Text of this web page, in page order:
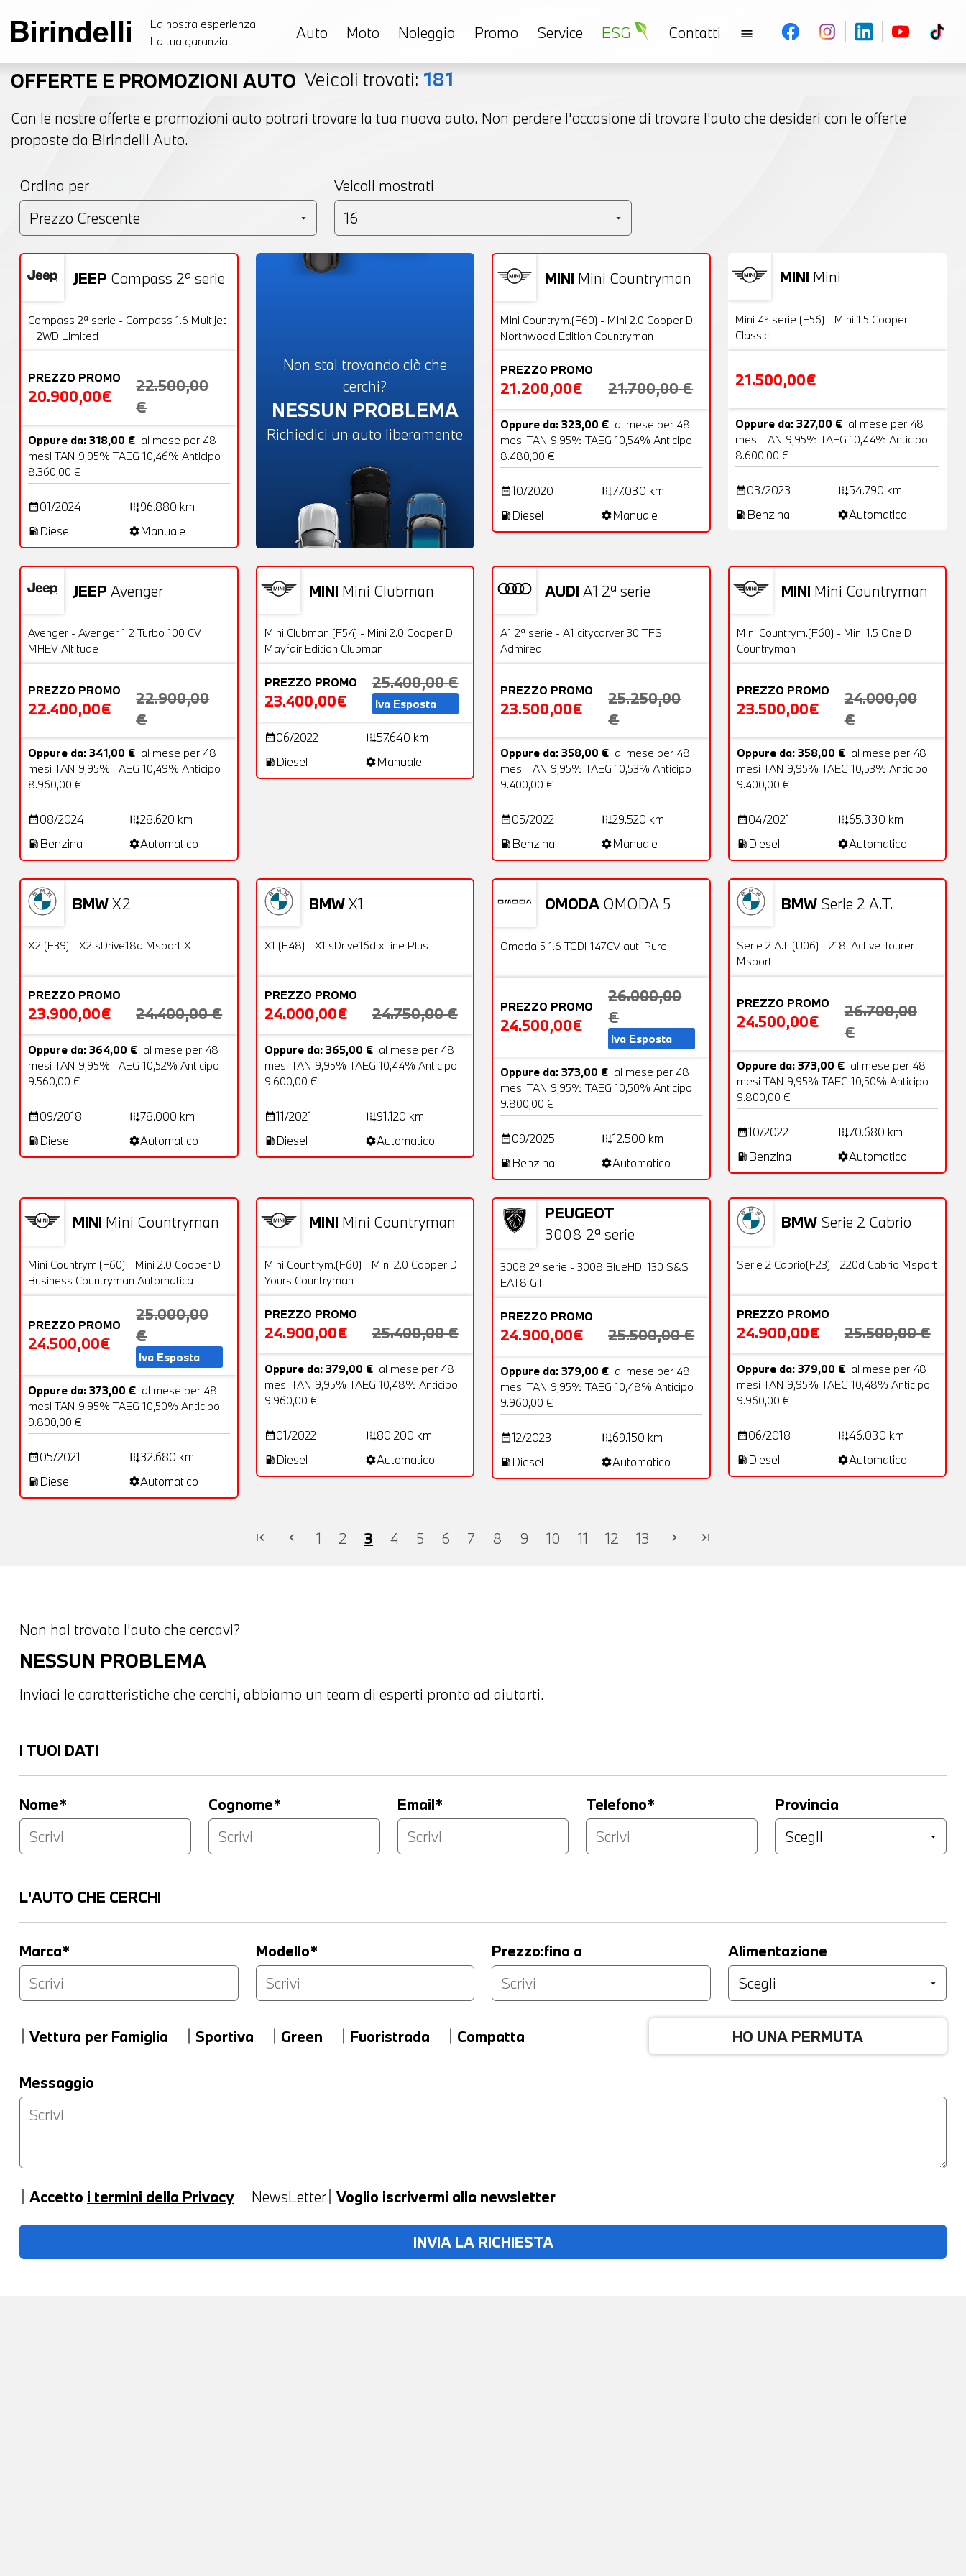
La nostra esperienza.
La tua garanzia.
Auto Moto Noleggio Promo Service ESG Contatti menu
OFFERTE E PROMOZIONI AUTO Veicoli trovati: 181
Con le nostre offerte e promozioni auto potrari trovare la tua nuova auto. Non perdere l'occasione di trovare l'auto che desideri con le offerte
proposte da Birindelli Auto.
Ordina per Veicoli mostrati
JEEP Compass 2ª serie
OFFERTA
Usato 24 Foto
Compass 2ª serie - Compass 1.6 Multijet
II 2WD Limited
PREZZO PROMO
20.900,00€
22.500,00
€
Oppure da: 318,00 € al mese per 48
mesi TAN 9,95% TAEG 10,46% Anticipo
8.360,00 €
date_range01/2024 add_road96.880 km
local_gas_station Diesel settingsManuale
Non stai trovando ciò che
cerchi?
NESSUN PROBLEMA
Richiedici un auto liberamente
MINI Mini Countryman
OFFERTA
Usato 22 Foto
Mini Countrym.(F60) - Mini 2.0 Cooper D
Northwood Edition Countryman
PREZZO PROMO
21.200,00€ 21.700,00 €
Oppure da: 323,00 € al mese per 48
mesi TAN 9,95% TAEG 10,54% Anticipo
8.480,00 €
date_range10/2020 add_road77.030 km
local_gas_station Diesel settingsManuale
MINI Mini
VENDUTA
Usato
Mini 4ª serie (F56) - Mini 1.5 Cooper
Classic
21.500,00€
Oppure da: 327,00 € al mese per 48
mesi TAN 9,95% TAEG 10,44% Anticipo
8.600,00 €
date_range03/2023 add_road54.790 km
local_gas_station Benzina settingsAutomatico
JEEP Avenger
OFFERTA
Usato
Avenger - Avenger 1.2 Turbo 100 CV
MHEV Altitude
PREZZO PROMO
22.400,00€
22.900,00
€
Oppure da: 341,00 € al mese per 48
mesi TAN 9,95% TAEG 10,49% Anticipo
8.960,00 €
date_range08/2024 add_road28.620 km
local_gas_station Benzina settingsAutomatico
MINI Mini Clubman
OFFERTA
Usato 22 Foto
Mini Clubman (F54) - Mini 2.0 Cooper D
Mayfair Edition Clubman
PREZZO PROMO
23.400,00€
25.400,00 €
Iva Esposta
date_range06/2022 add_road57.640 km
local_gas_station Diesel settingsManuale
AUDI A1 2ª serie
OFFERTA
Usato
A1 2ª serie - A1 citycarver 30 TFSI
Admired
PREZZO PROMO
23.500,00€
25.250,00
€
Oppure da: 358,00 € al mese per 48
mesi TAN 9,95% TAEG 10,53% Anticipo
9.400,00 €
date_range05/2022 add_road29.520 km
local_gas_station Benzina settingsManuale
MINI Mini Countryman
OFFERTA
Usato 21 Foto
Mini Countrym.(F60) - Mini 1.5 One D
Countryman
PREZZO PROMO
23.500,00€
24.000,00
€
Oppure da: 358,00 € al mese per 48
mesi TAN 9,95% TAEG 10,53% Anticipo
9.400,00 €
date_range04/2021 add_road65.330 km
local_gas_station Diesel settingsAutomatico
BMWX2
OFFERTA
Usato
X2 (F39) - X2 sDrive18d Msport-X
PREZZO PROMO
23.900,00€ 24.400,00 €
Oppure da: 364,00 € al mese per 48
mesi TAN 9,95% TAEG 10,52% Anticipo
9.560,00 €
date_range09/2018 add_road78.000 km
local_gas_station Diesel settingsAutomatico
BMWX1
OFFERTA
Usato
X1 (F48) - X1 sDrive16d xLine Plus
PREZZO PROMO
24.000,00€ 24.750,00 €
Oppure da: 365,00 € al mese per 48
mesi TAN 9,95% TAEG 10,44% Anticipo
9.600,00 €
date_range11/2021 add_road91.120 km
local_gas_station Diesel settingsAutomatico
OMODA OMODA 5
OFFERTA
Aziendale 21 Foto
Omoda 5 1.6 TGDI 147CV aut. Pure
PREZZO PROMO
24.500,00€
26.000,00
€
Iva Esposta
Oppure da: 373,00 € al mese per 48
mesi TAN 9,95% TAEG 10,50% Anticipo
9.800,00 €
date_range09/2025 add_road12.500 km
local_gas_station Benzina settingsAutomatico
BMW Serie 2 A.T.
OFFERTA
Usato
Serie 2 A.T. (U06) - 218i Active Tourer
Msport
PREZZO PROMO
24.500,00€
26.700,00
€
Oppure da: 373,00 € al mese per 48
mesi TAN 9,95% TAEG 10,50% Anticipo
9.800,00 €
date_range10/2022 add_road70.680 km
local_gas_station Benzina settingsAutomatico
MINI Mini Countryman
OFFERTA
Usato 25 Foto
Mini Countrym.(F60) - Mini 2.0 Cooper D
Business Countryman Automatica
PREZZO PROMO
24.500,00€
25.000,00
€
Iva Esposta
Oppure da: 373,00 € al mese per 48
mesi TAN 9,95% TAEG 10,50% Anticipo
9.800,00 €
date_range05/2021 add_road32.680 km
local_gas_station Diesel settingsAutomatico
MINI Mini Countryman
OFFERTA
Usato 27 Foto
Mini Countrym.(F60) - Mini 2.0 Cooper D
Yours Countryman
PREZZO PROMO
24.900,00€ 25.400,00 €
Oppure da: 379,00 € al mese per 48
mesi TAN 9,95% TAEG 10,48% Anticipo
9.960,00 €
date_range01/2022 add_road80.200 km
local_gas_station Diesel settingsAutomatico
PEUGEOT
3008 2ª serie
OFFERTA
Usato
3008 2ª serie - 3008 BlueHDi 130 S&S
EAT8 GT
PREZZO PROMO
24.900,00€ 25.500,00 €
Oppure da: 379,00 € al mese per 48
mesi TAN 9,95% TAEG 10,48% Anticipo
9.960,00 €
date_range12/2023 add_road69.150 km
local_gas_station Diesel settingsAutomatico
BMW Serie 2 Cabrio
OFFERTA
Usato 28 Foto
Serie 2 Cabrio(F23) - 220d Cabrio Msport
PREZZO PROMO
24.900,00€ 25.500,00 €
Oppure da: 379,00 € al mese per 48
mesi TAN 9,95% TAEG 10,48% Anticipo
9.960,00 €
date_range06/2018 add_road46.030 km
local_gas_station Diesel settingsAutomatico
first_page chevron_left 1 2 3 4 5 6 7 8 9 10 11 12 13 chevron_right last_page
Non hai trovato l'auto che cercavi?
NESSUN PROBLEMA
Inviaci le caratteristiche che cerchi, abbiamo un team di esperti pronto ad aiutarti.
I TUOI DATI
Nome* Cognome* Email* Telefono* Provincia
L'AUTO CHE CERCHI
Marca* Modello* Prezzo:fino a Alimentazione
Vettura per Famiglia Sportiva Green Fuoristrada Compatta HO UNA PERMUTA
LA TUA PERMUTA
Anno
Messaggio
Accetto i termini della Privacy NewsLetter Voglio iscrivermi alla newsletter